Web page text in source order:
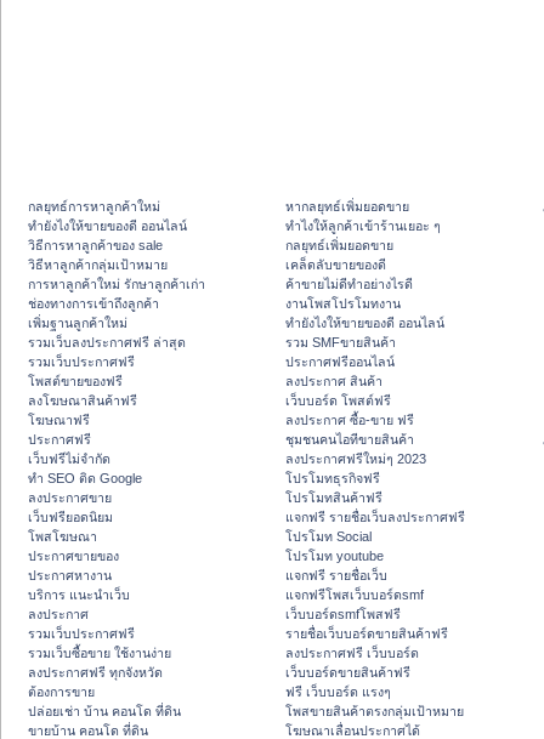
กลยุทธ์การหาลูกค้าใหม่
ทํายังไงให้ขายของดี ออนไลน์
วิธีการหาลูกค้าของ sale
วิธีหาลูกค้ากลุ่มเป้าหมาย
การหาลูกค้าใหม่ รักษาลูกค้าเก่า
ช่องทางการเข้าถึงลูกค้า
เพิ่มฐานลูกค้าใหม่
รวมเว็บลงประกาศฟรี ล่าสุด
รวมเว็บประกาศฟรี
โพสต์ขายของฟรี
ลงโฆษณาสินค้าฟรี
โฆษณาฟรี
ประกาศฟรี
เว็บฟรีไม่จำกัด
ทำ SEO ติด Google
ลงประกาศขาย
เว็บฟรียอดนิยม
โพสโฆษณา
ประกาศขายของ
ประกาศหางาน
บริการ แนะนำเว็บ
ลงประกาศ
รวมเว็บประกาศฟรี
รวมเว็บซื้อขาย ใช้งานง่าย
ลงประกาศฟรี ทุกจังหวัด
ต้องการขาย
ปล่อยเช่า บ้าน คอนโด ที่ดิน
ขายบ้าน คอนโด ที่ดิน
หากลยุทธ์เพิ่มยอดขาย
ทําไงให้ลูกค้าเข้าร้านเยอะ ๆ
กลยุทธ์เพิ่มยอดขาย
เคล็ดลับขายของดี
ค้าขายไม่ดีทำอย่างไรดี
งานโพสโปรโมทงาน
ทํายังไงให้ขายของดี ออนไลน์
รวม SMFขายสินค้า
ประกาศฟรีออนไลน์
ลงประกาศ สินค้า
เว็บบอร์ด โพสต์ฟรี
ลงประกาศ ซื้อ-ขาย ฟรี
ชุมชนคนไอทีขายสินค้า
ลงประกาศฟรีใหม่ๆ 2023
โปรโมทธุรกิจฟรี
โปรโมทสินค้าฟรี
แจกฟรี รายชื่อเว็บลงประกาศฟรี
โปรโมท Social
โปรโมท youtube
แจกฟรี รายชื่อเว็บ
แจกฟรีโพสเว็บบอร์ดsmf
เว็บบอร์ดsmfโพสฟรี
รายชื่อเว็บบอร์ดขายสินค้าฟรี
ลงประกาศฟรี เว็บบอร์ด
เว็บบอร์ดขายสินค้าฟรี
ฟรี เว็บบอร์ด แรงๆ
โพสขายสินค้าตรงกลุ่มเป้าหมาย
โฆษณาเลื่อนประกาศได้